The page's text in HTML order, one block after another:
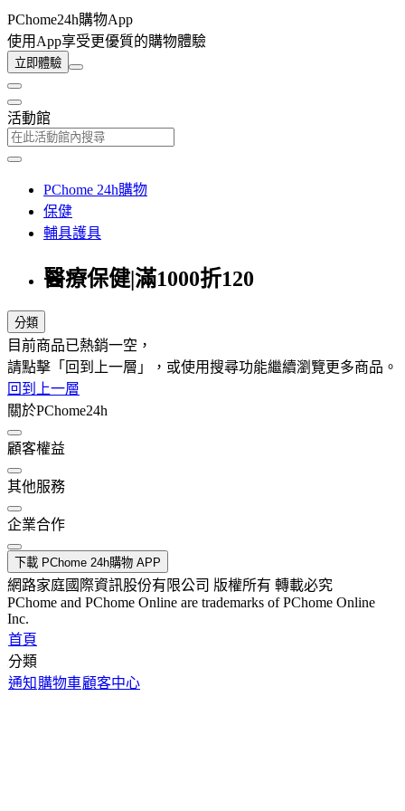
PChome24h購物App
使用App享受更優質的購物體驗
立即體驗
活動館
PChome 24h購物
保健
輔具護具
醫療保健|滿1000折120
分類
目前商品已熱銷一空，
請點擊「回到上一層」，或使用搜尋功能繼續瀏覽更多商品。
回到上一層
關於PChome24h
顧客權益
其他服務
企業合作
下載 PChome 24h購物 APP
網路家庭國際資訊股份有限公司 版權所有 轉載必究
PChome and PChome Online are trademarks of PChome Online
Inc.
首頁
分類
通知 購物車顧客中心